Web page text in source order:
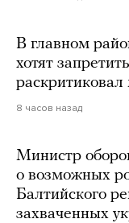
В главном
хотят
8 часов назад
Министр
о возможных
Балтийского
захваченных